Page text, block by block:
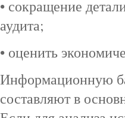
• сокращение
аудита;
• оценить
Информационную
составляют в